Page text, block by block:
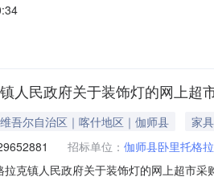
数量:554.0000套主要功能或目标:本项
人民政府关于装饰灯的网上超
吾尔自治区｜喀什地区｜伽师县
家
招标单位： 伽师县卧里托格
拉克镇人民政府关于装饰灯的网上超市